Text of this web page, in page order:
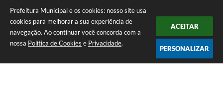
Prefeitura Municipal e os cookies: nosso site usa
cookies para melhorar a sua experiência de
navegação. Ao continuar você concorda com a
nossa Política de Cookies e Privacidade.
ACEITAR
PERSONALIZAR